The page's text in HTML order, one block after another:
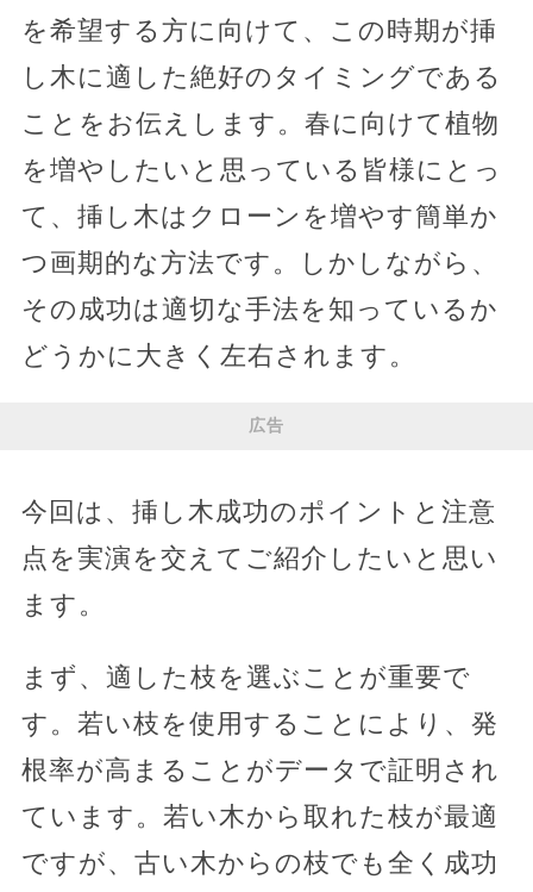
を希望する方に向けて、この時期が挿
し木に適した絶好のタイミングである
ことをお伝えします。春に向けて植物
を増やしたいと思っている皆様にとっ
て、挿し木はクローンを増やす簡単か
つ画期的な方法です。しかしながら、
その成功は適切な手法を知っているか
どうかに大きく左右されます。
広告
今回は、挿し木成功のポイントと注意
点を実演を交えてご紹介したいと思い
ます。
まず、適した枝を選ぶことが重要で
す。若い枝を使用することにより、発
根率が高まることがデータで証明され
ています。若い木から取れた枝が最適
ですが、古い木からの枝でも全く成功